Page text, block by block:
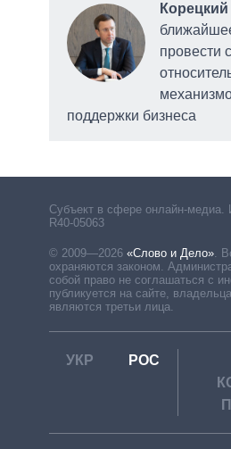
провести
поддержки бизнеса
Субъект в сфере онлайн-медиа.
R40-05063
© 2009—2026 «Слово и Дело».
охраняются законом.
собой право не соглашаться с
публикуется на сайте,
являются третьи лица.
УКР РОС